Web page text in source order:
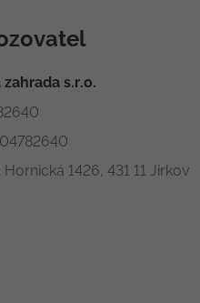
s.r.o.
Hornická 1426, 431 11 Jirkov